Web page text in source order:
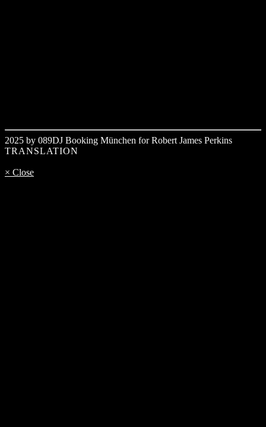
2025 by 089DJ Booking München for Robert James Perkins
TRANSLATION
× Close